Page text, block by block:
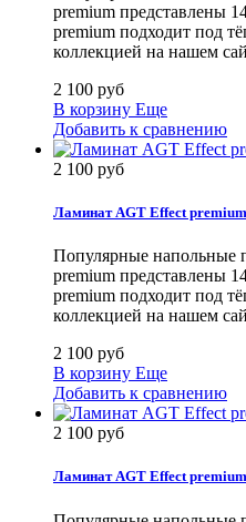
premium представлены
premium подходит под
коллекцией на нашем
2 100 руб
В корзину Еще
Добавить к сравнению
2 100 руб
Ламинат AGT Effect
Популярные напольные
premium представлены
premium подходит под
коллекцией на нашем
2 100 руб
В корзину Еще
Добавить к сравнению
2 100 руб
Ламинат AGT Effect